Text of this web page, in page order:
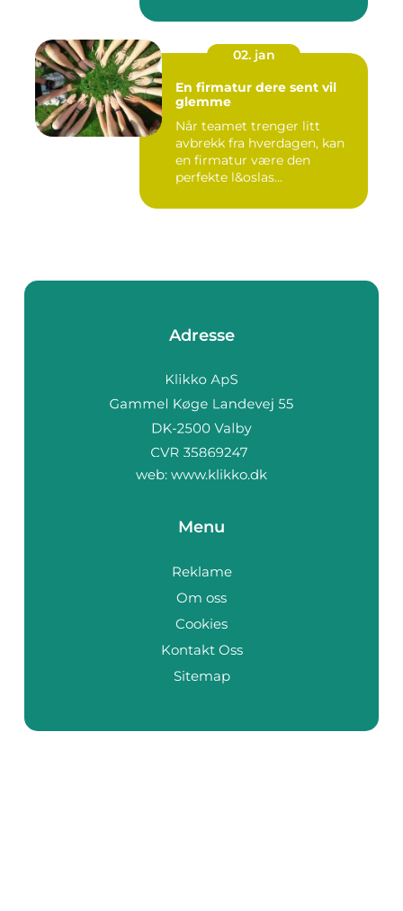
02. jan
En firmatur dere sent vil
glemme
Når teamet trenger litt
avbrekk fra hverdagen, kan
en firmatur være den
perfekte l&oslas...
Adresse
web: www.klikko.dk
Menu
Reklame
Om oss
Cookies
Kontakt Oss
Sitemap